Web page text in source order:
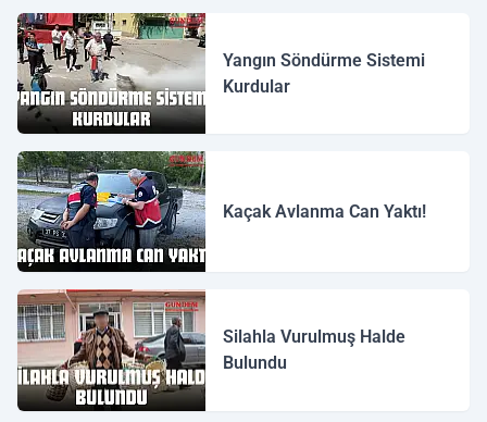
Yangın Söndürme Sistemi
Kurdular
Kaçak Avlanma Can Yaktı!
Silahla Vurulmuş Halde
Bulundu